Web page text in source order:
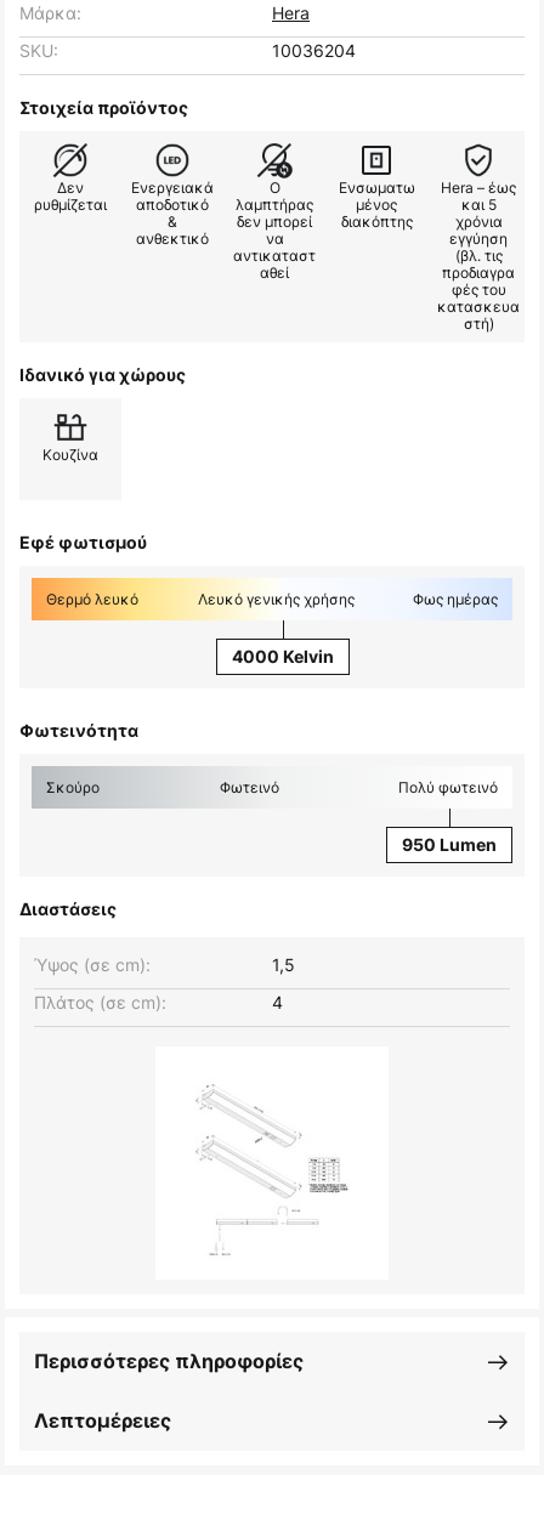
Μάρκα:
Hera
SKU:
10036204
Στοιχεία προϊόντος
Δεν
ρυθμίζεται
Ενεργειακά
αποδοτικό
&
ανθεκτικό
Ο
λαμπτήρας
δεν μπορεί
να
αντικαταστ
αθεί
Ενσωματω
μένος
διακόπτης
Hera – έως
και 5
χρόνια
εγγύηση
(βλ. τις
προδιαγρα
φές του
κατασκευα
στή)
Ιδανικό για χώρους
Κουζίνα
Εφέ φωτισμού
Θερμό λευκό Λευκό γενικής χρήσης Φως ημέρας
4000 Kelvin
Φωτεινότητα
Σκούρο Φωτεινό Πολύ φωτεινό
950 Lumen
Διαστάσεις
Πλάτος (σε cm): 4
Ύψος (σε cm): 1,5
Λεπτομέρειες
Περισσότερες πληροφορίες